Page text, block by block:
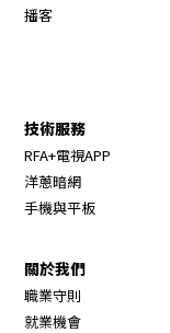
播客
技術服務
RFA+電視APP
洋蔥暗網
手機與平板
關於我們
職業守則
就業機會